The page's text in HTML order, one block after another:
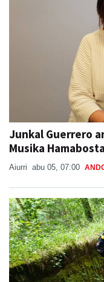
Junkal Guerrero
Musika
Aiurri abu 05, 07:00